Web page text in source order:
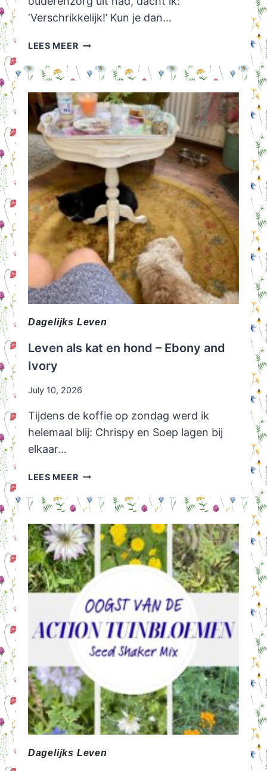
‘Verschrikkelijk!’ Kun je dan…
LEES MEERMOEDER,
GA
NU
EENS
DOOD
Dagelijks Leven
Leven als kat en hond – Ebony and
Ivory
July 10, 2026
Tijdens de koffie op zondag werd ik
helemaal blij: Chrispy en Soep lagen bij
elkaar…
LEES MEERLEVEN
KAT
HOND
–
EBONY
AND
IVORY
Dagelijks Leven